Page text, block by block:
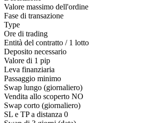
Valore massimo dell'ordine
Fase di transazione
Type
Ore di trading
Entità del contratto / 1 lotto
Deposito necessario
Valore di 1 pip
Leva finanziaria
Passaggio minimo
Swap lungo (giornaliero)
Vendita allo scoperto NO
Swap corto (giornaliero)
SL e TP a distanza 0